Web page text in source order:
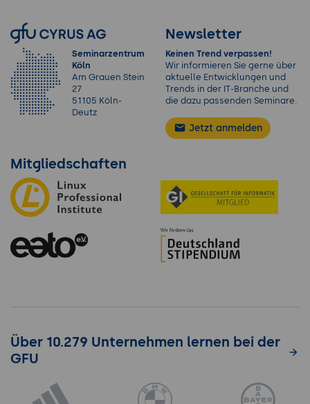
Seminarzentrum
Köln
Am Grauen Stein
27
51105 Köln-
Deutz
Newsletter
Keinen Trend verpassen!
Wir informieren Sie gerne über
aktuelle Entwicklungen und
Trends in der IT-Branche und
die dazu passenden Seminare.
Jetzt anmelden
Mitgliedschaften
Über 10.279 Unternehmen lernen bei der
GFU